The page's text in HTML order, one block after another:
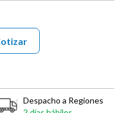
Despacho a Regiones